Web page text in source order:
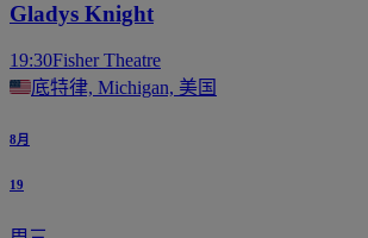
Gladys Knight
19:30Fisher Theatre
底特律, Michigan, 美国
8月
19